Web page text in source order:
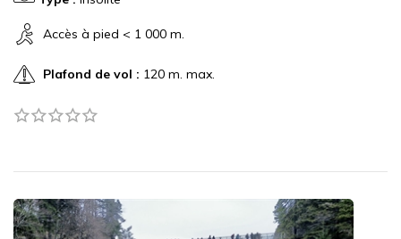
Accès à pied < 1 000 m.
Plafond de vol : 120 m. max.